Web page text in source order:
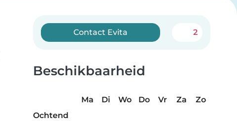
Contact Evita 2
Beschikbaarheid
Ma Di Wo Do Vr Za
Zo
Ochtend